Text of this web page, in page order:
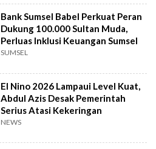
Bank Sumsel Babel Perkuat Peran
Dukung 100.000 Sultan Muda,
Perluas Inklusi Keuangan Sumsel
SUMSEL
El Nino 2026 Lampaui Level Kuat,
Abdul Azis Desak Pemerintah
Serius Atasi Kekeringan
NEWS